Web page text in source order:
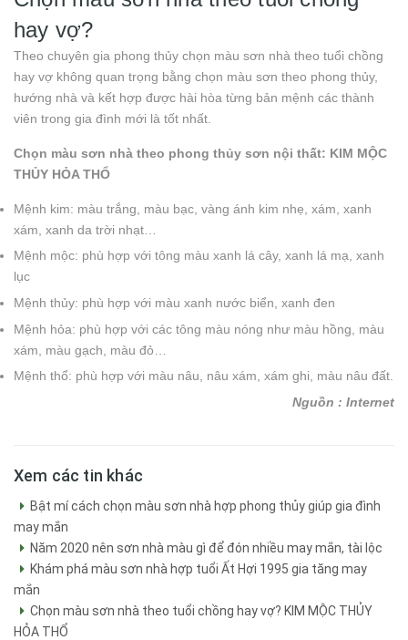
hay vợ?
Theo chuyên gia phong thủy chọn màu sơn nhà theo tuổi chồng
hay vợ không quan trọng bằng chọn màu sơn theo phong thủy,
hướng nhà và kết hợp được hài hòa từng bản mệnh các thành
viên trong gia đình mới là tốt nhất.
Chọn màu sơn nhà theo phong thủy sơn nội thất: KIM MỘC
THỦY HỎA THỔ
Mệnh kim: màu trắng, màu bạc, vàng ánh kim nhẹ, xám, xanh
xám, xanh da trời nhạt…
Mệnh mộc: phù hợp với tông màu xanh lá cây, xanh lá mạ, xanh
lục
Mệnh thủy: phù hợp với màu xanh nước biển, xanh đen
Mệnh hỏa: phù hợp với các tông màu nóng như màu hồng, màu
xám, màu gạch, màu đỏ…
Mệnh thổ: phù hợp với màu nâu, nâu xám, xám ghi, màu nâu đất.
Nguồn : Internet
Xem các tin khác
Bật mí cách chọn màu sơn nhà hợp phong thủy giúp gia đình
may mắn
Năm 2020 nên sơn nhà màu gì để đón nhiều may mắn, tài lộc
Khám phá màu sơn nhà hợp tuổi Ất Hợi 1995 gia tăng may
mắn
Chọn màu sơn nhà theo tuổi chồng hay vợ? KIM MỘC THỦY
HỎA THỔ